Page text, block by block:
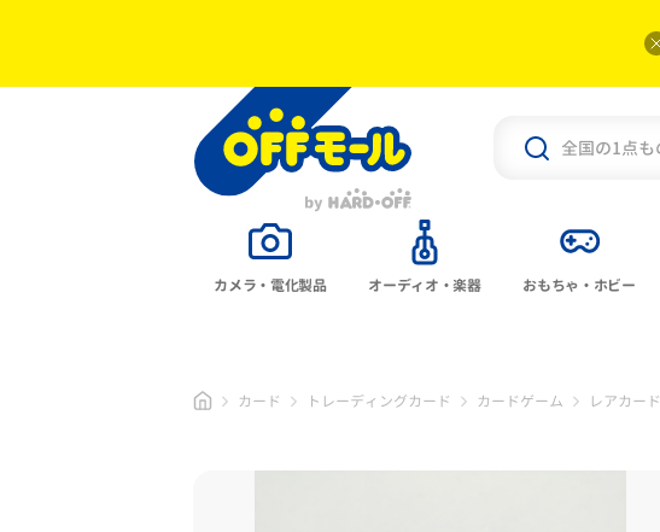
カメラ・電化製品 オーディオ・楽器 おもちゃ・ホビー
カード トレーディングカード カードゲーム レアカード